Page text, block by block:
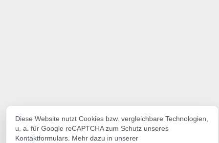
Diese Website nutzt Cookies bzw. vergleichbare Technologien,
u. a. für Google reCAPTCHA zum Schutz unseres
Kontaktformulars. Mehr dazu in unserer